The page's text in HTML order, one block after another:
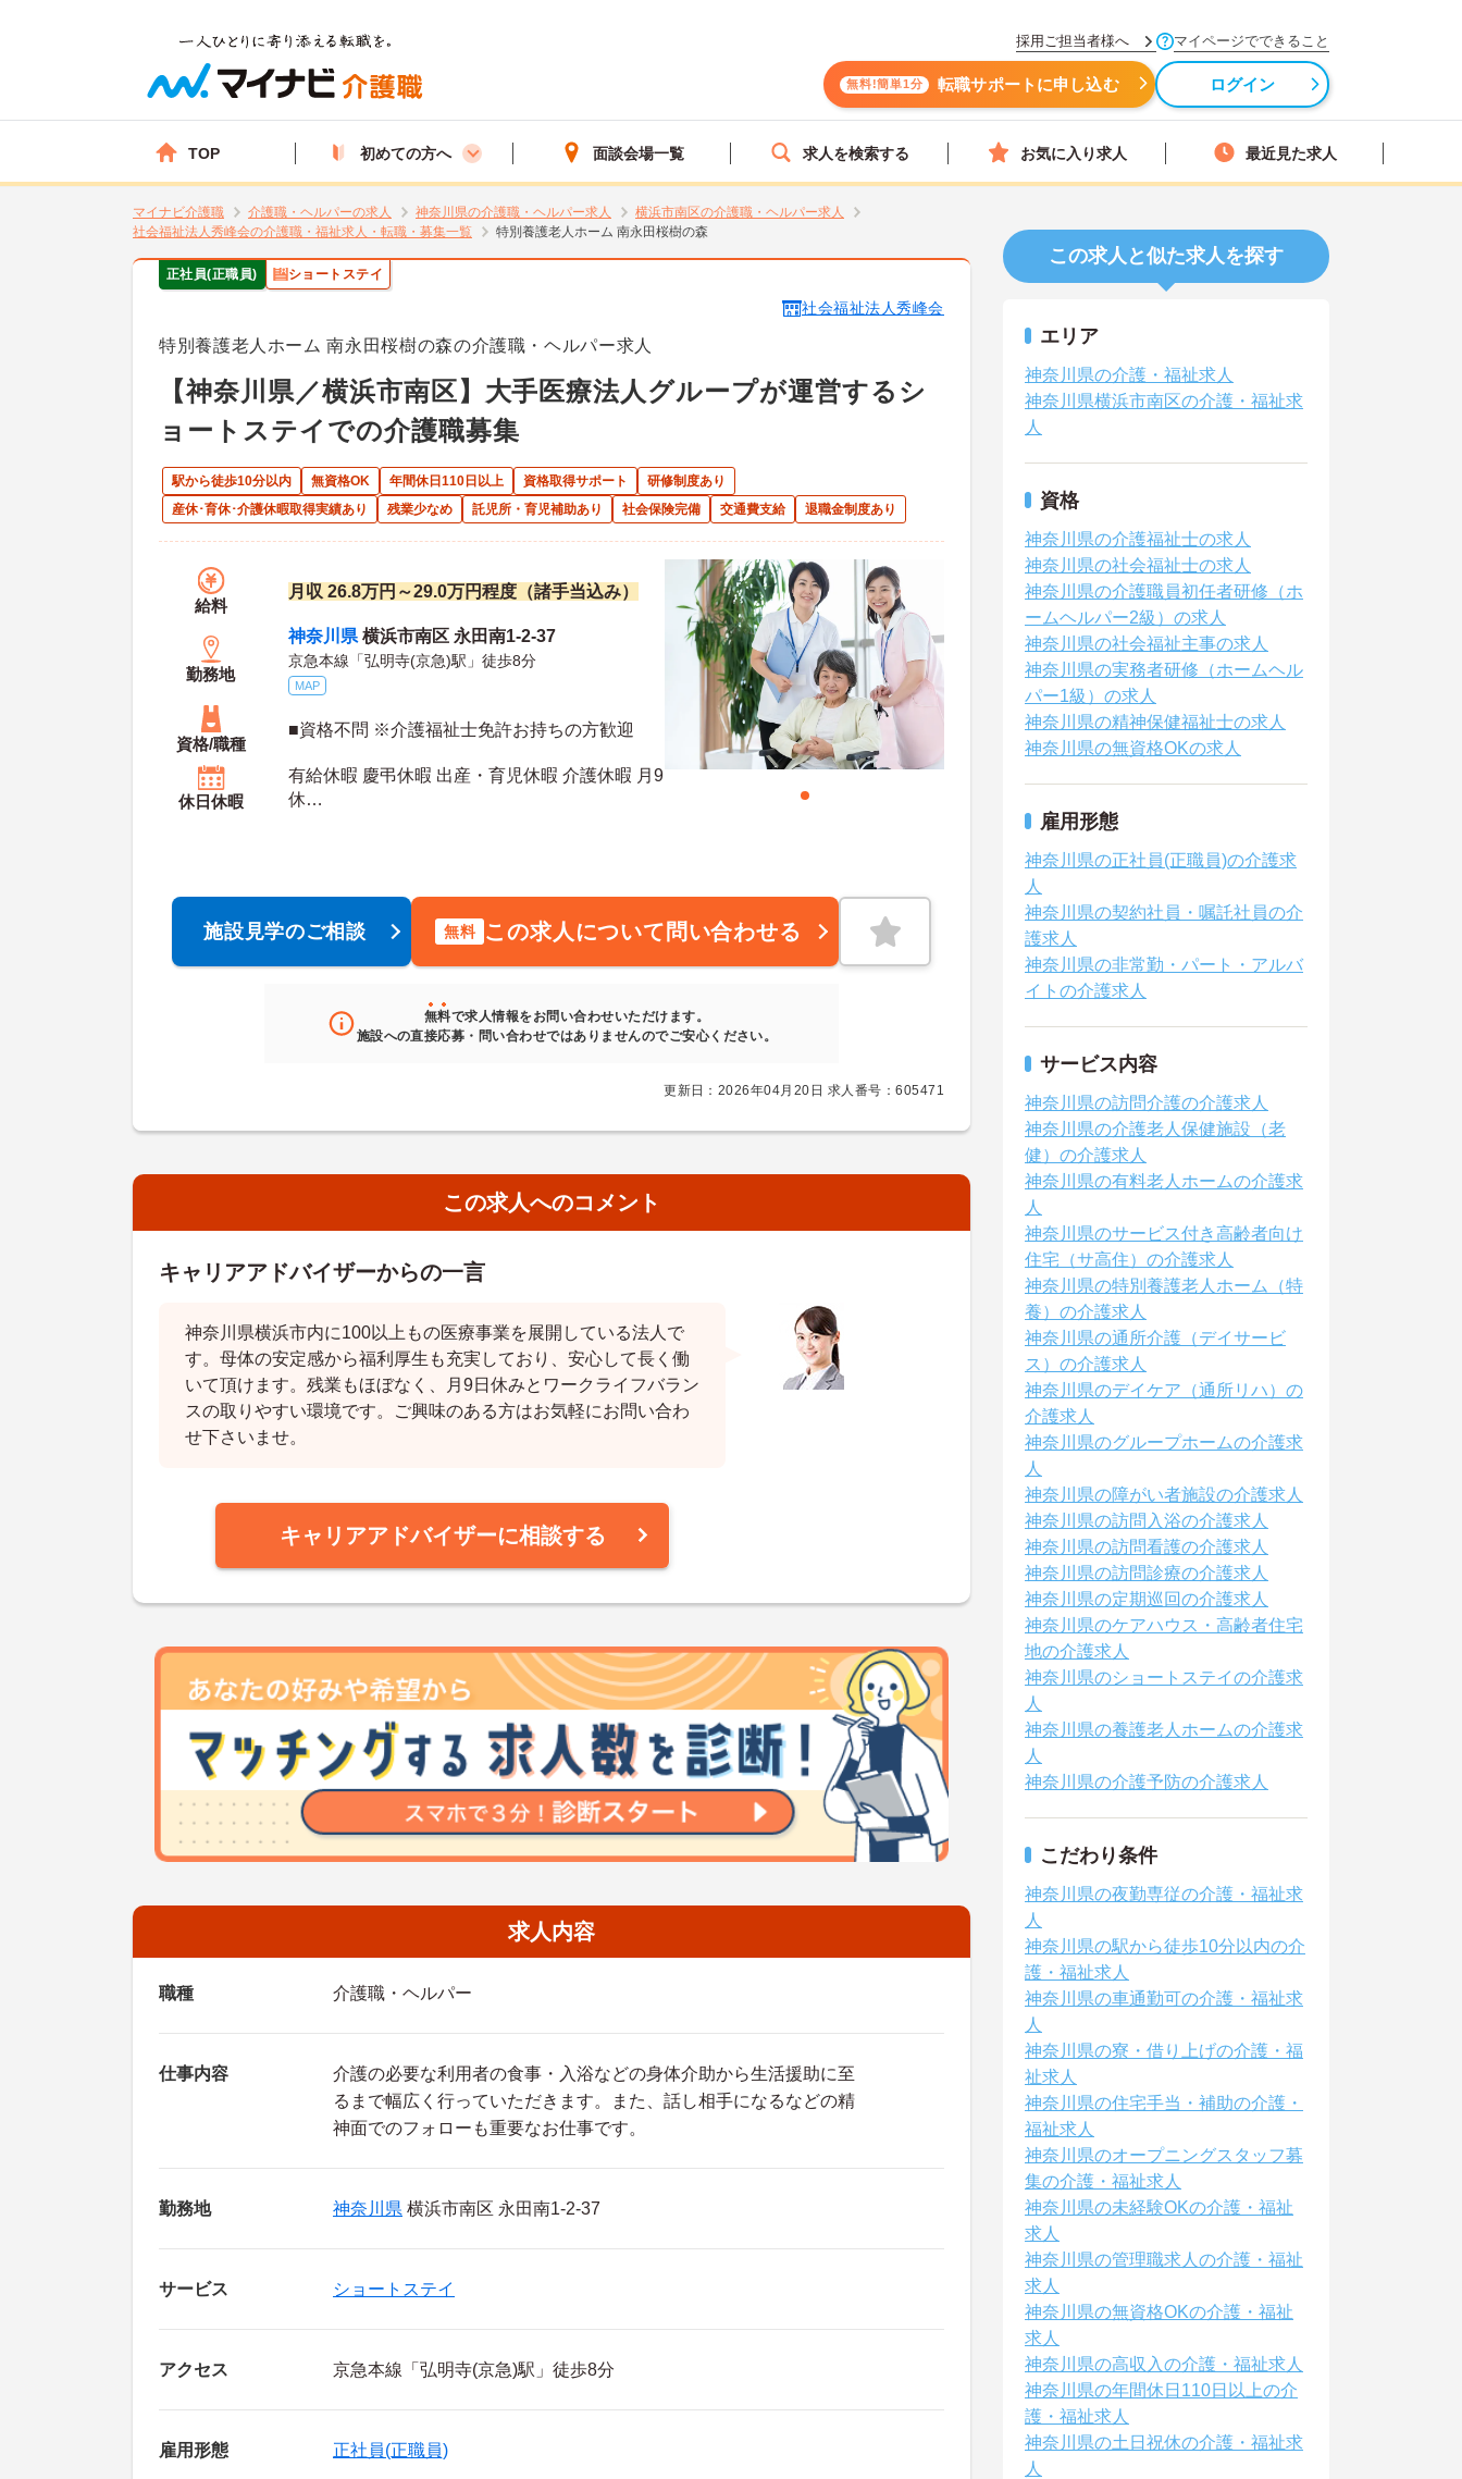
採用ご担当者様へ マイページでできること
無料!簡単1分 転職サポートに申し込む ログイン
TOP 初めての方へ 面談会場一覧 求人を検索する お気に入り求人 最近見た求人
マイナビ介護職 介護職・ヘルパーの求人 神奈川県の介護職・ヘルパー求人
横浜市南区の介護職・ヘルパー求人
社会福祉法人秀峰会の介護職・福祉求人・転職・募集一覧
特別養護老人ホーム 南永田桜樹の森
正社員(正職員) ショートステイ
社会福祉法人秀峰会
特別養護老人ホーム 南永田桜樹の森の介護職・ヘルパー求人
【神奈川県／横浜市南区】大手医療法人グループが運営するシ
ョートステイでの介護職募集
駅から徒歩10分以内 無資格OK 年間休日110日以上 資格取得サポート
研修制度あり
産休･育休･介護休暇取得実績あり
残業少なめ 託児所・育児補助あり 社会保険完備 交通費支給 退職金制度あり
給料
月収 26.8万円～29.0万円程度（諸手当込み）
勤務地
神奈川県 横浜市南区 永田南1-2-37
京急本線「弘明寺(京急)駅」徒歩8分
MAP
資格/職種
■資格不問 ※介護福祉士免許お持ちの方歓迎
休日休暇
有給休暇 慶弔休暇 出産・育児休暇 介護休暇 月9
休
施設見学のご相談 無料 この求人について問い合わせる
無料で求人情報をお問い合わせいただけます。
施設への直接応募・問い合わせではありませんのでご安心ください。
更新日：2026年04月20日 求人番号：605471
この求人へのコメント
キャリアアドバイザーからの一言
神奈川県横浜市内に100以上もの医療事業を展開している法人で
す。母体の安定感から福利厚生も充実しており、安心して長く働
いて頂けます。残業もほぼなく、月9日休みとワークライフバラン
スの取りやすい環境です。ご興味のある方はお気軽にお問い合わ
せ下さいませ。
キャリアアドバイザーに相談する
求人内容
職種 介護職・ヘルパー
仕事内容
介護の必要な利用者の食事・入浴などの身体介助から生活援助に至
るまで幅広く行っていただきます。また、話し相手になるなどの精
神面でのフォローも重要なお仕事です。
勤務地 神奈川県 横浜市南区 永田南1-2-37
サービス ショートステイ
アクセス 京急本線「弘明寺(京急)駅」徒歩8分
雇用形態 正社員(正職員)
この求人と似た求人を探す
エリア
神奈川県の介護・福祉求人
神奈川県横浜市南区の介護・福祉求
人
資格
神奈川県の介護福祉士の求人
神奈川県の社会福祉士の求人
神奈川県の介護職員初任者研修（ホ
ームヘルパー2級）の求人
神奈川県の社会福祉主事の求人
神奈川県の実務者研修（ホームヘル
パー1級）の求人
神奈川県の精神保健福祉士の求人
神奈川県の無資格OKの求人
雇用形態
神奈川県の正社員(正職員)の介護求
人
神奈川県の契約社員・嘱託社員の介
護求人
神奈川県の非常勤・パート・アルバ
イトの介護求人
サービス内容
神奈川県の訪問介護の介護求人
神奈川県の介護老人保健施設（老
健）の介護求人
神奈川県の有料老人ホームの介護求
人
神奈川県のサービス付き高齢者向け
住宅（サ高住）の介護求人
神奈川県の特別養護老人ホーム（特
養）の介護求人
神奈川県の通所介護（デイサービ
ス）の介護求人
神奈川県のデイケア（通所リハ）の
介護求人
神奈川県のグループホームの介護求
人
神奈川県の障がい者施設の介護求人
神奈川県の訪問入浴の介護求人
神奈川県の訪問看護の介護求人
神奈川県の訪問診療の介護求人
神奈川県の定期巡回の介護求人
神奈川県のケアハウス・高齢者住宅
地の介護求人
神奈川県のショートステイの介護求
人
神奈川県の養護老人ホームの介護求
人
神奈川県の介護予防の介護求人
こだわり条件
神奈川県の夜勤専従の介護・福祉求
人
神奈川県の駅から徒歩10分以内の介
護・福祉求人
神奈川県の車通勤可の介護・福祉求
人
神奈川県の寮・借り上げの介護・福
祉求人
神奈川県の住宅手当・補助の介護・
福祉求人
神奈川県のオープニングスタッフ募
集の介護・福祉求人
神奈川県の未経験OKの介護・福祉
求人
神奈川県の管理職求人の介護・福祉
求人
神奈川県の無資格OKの介護・福祉
求人
神奈川県の高収入の介護・福祉求人
神奈川県の年間休日110日以上の介
護・福祉求人
神奈川県の土日祝休の介護・福祉求
人